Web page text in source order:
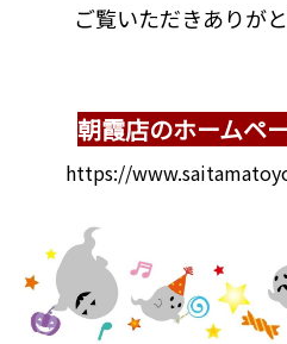
ご覧いただきありが
朝霞店のホームペ
https://